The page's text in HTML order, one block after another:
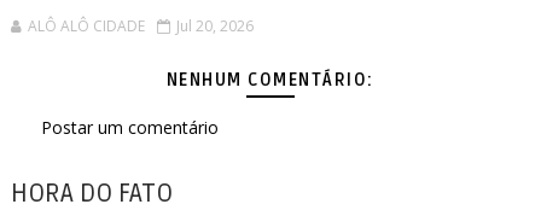
ALÔ ALÔ CIDADE Jul 20, 2026
NENHUM COMENTÁRIO:
Postar um comentário
HORA DO FATO